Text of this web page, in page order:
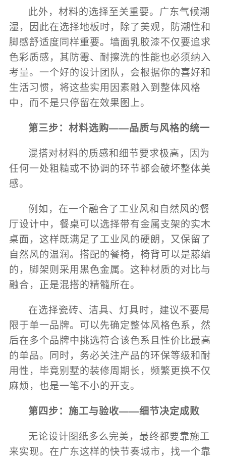
此外，材料的选择至关重要。广东气候潮
湿，因此在选择地板时，除了美观，防潮性和
脚感舒适度同样重要。墙面乳胶漆不仅要追求
色彩质感，其防霉、耐擦洗的性能也必须纳入
考量。一个好的设计团队，会根据你的喜好和
生活习惯，将这些实用因素融入到整体风格
中，而不是只停留在效果图上。
第三步：材料选购——品质与风格的统一
混搭对材料的质感和细节要求极高，因为
任何一处粗糙或不协调的环节都会破坏整体美
感。
例如，在一个融合了工业风和自然风的餐
厅设计中，餐桌可以选择带有金属支架的实木
桌面，这样既满足了工业风的硬朗，又保留了
自然风的温润。搭配的餐椅，椅背可以是藤编
的，脚架则采用黑色金属。这种材质的对比与
融合，正是混搭的精髓所在。
在选择瓷砖、洁具、灯具时，建议不要局
限于单一品牌。可以先确定整体风格色系，然
后在多个品牌中挑选符合该色系且性价比最高
的单品。同时，务必关注产品的环保等级和耐
用性，毕竟别墅的装修周期长，频繁更换不仅
麻烦，也是一笔不小的开支。
第四步：施工与验收——细节决定成败
无论设计图纸多么完美，最终都要靠施工
来实现。在广东这样的快节奏城市，找一个靠